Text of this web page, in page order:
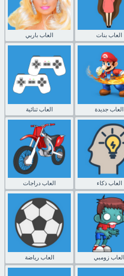
العاب باربي العاب بنات
العاب ثنائية العاب جديدة
العاب دراجات العاب ذكاء
العاب رياضة العاب زومبي